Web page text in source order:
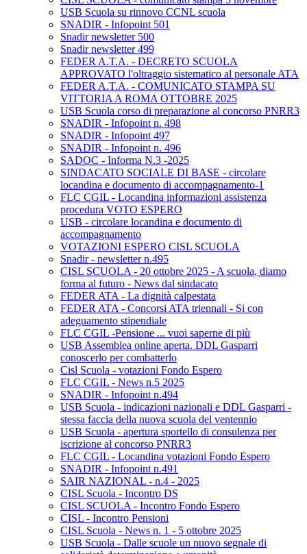
USB Scuola su rinnovo CCNL scuola
SNADIR - Infopoint 501
Snadir newsletter 500
Snadir newsletter 499
FEDER A.T.A. - DECRETO SCUOLA
APPROVATO l'oltraggio sistematico al personale ATA
FEDER A.T.A. - COMUNICATO STAMPA SU
VITTORIA A ROMA OTTOBRE 2025
USB Scuola corso di preparazione al concorso PNRR3
SNADIR - Infopoint n. 498
SNADIR - Infopoint 497
SNADIR - Infopoint n. 496
SADOC - Informa N.3 -2025
SINDACATO SOCIALE DI BASE - circolare
locandina e documento di accompagnamento-1
FLC CGIL - Locandina informazioni assistenza
procedura VOTO ESPERO
USB - circolare locandina e documento di
accompagnamento
VOTAZIONI ESPERO CISL SCUOLA
Snadir - newsletter n.495
CISL SCUOLA - 20 ottobre 2025 - A scuola, diamo
forma al futuro - News dal sindacato
FEDER ATA - La dignità calpestata
FEDER ATA - Concorsi ATA triennali - Si con
adeguamento stipendiale
FLC CGIL -Pensione ... vuoi saperne di più
USB Assemblea online aperta. DDL Gasparri
conoscerlo per combatterlo
Cisl Scuola - votazioni Fondo Espero
FLC CGIL - News n.5 2025
SNADIR - Infopoint n.494
USB Scuola - indicazioni nazionali e DDL Gasparri -
stessa faccia della nuova scuola del ventennio
USB Scuola - apertura sportello di consulenza per
iscrizione al concorso PNRR3
FLC CGIL - Locandina votazioni Fondo Espero
SNADIR - Infopoint n.491
SAIR NAZIONAL - n.4 - 2025
CISL Scuola - Incontro DS
CISL SCUOLA - Incontro Fondo Espero
CISL - Incontro Pensioni
CISL Scuola - News n. 1 - 5 ottobre 2025
USB Scuola - Dalle scuole un nuovo segnale di